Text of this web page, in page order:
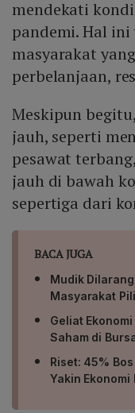
mendekati
pandemi. Hal
masyarakat
perbelanjaan,
Meskipun
jauh, seperti
pesawat
jauh di bawah
sepertiga dari
BACA JUGA
Mudik
Masyarakat
Geliat
Saham di
Riset: 45%
Yakin Ekonomi